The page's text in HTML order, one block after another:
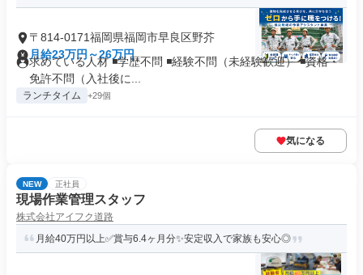
〒814-0171福岡県福岡市早良区野芥
月給23万円～26万円
求めている人材 ◾️学歴不問 ◾️経験不問（未経験歓迎） ◾️資格・
免許不問（入社後に...
ランチタイム +29個
気になる
NEW 正社員
現場作業管理スタッフ
株式会社アイフク道路
月給40万円以上✅賞与6.4ヶ月分✨安定収入で家族も安心◎